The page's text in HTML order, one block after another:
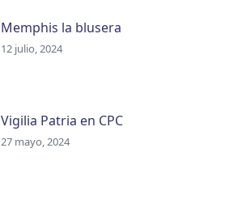
Memphis la blusera
12 julio, 2024
Vigilia Patria en CPC
27 mayo, 2024